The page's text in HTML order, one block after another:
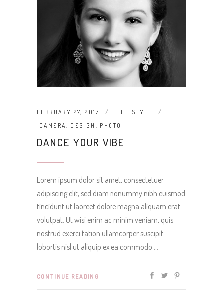
FEBRUARY 27, 2017
LIFESTYLE
CAMERA, DESIGN , PHOTO
DANCE YOUR VIBE
Lorem ipsum dolor sit amet, consectetuer
adipiscing elit, sed diam nonummy nibh euismod
tincidunt ut laoreet dolore magna aliquam erat
volutpat. Ut wisi enim ad minim veniam, quis
nostrud exerci tation ullamcorper suscipit
lobortis nisl ut aliquip ex ea commodo
CONTINUE READING